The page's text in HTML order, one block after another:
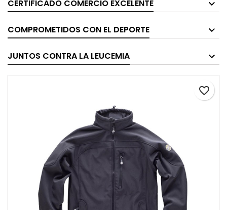
CERTIFICADO COMERCIO EXCELENTE
COMPROMETIDOS CON EL DEPORTE
JUNTOS CONTRA LA LEUCEMIA
favorite_border